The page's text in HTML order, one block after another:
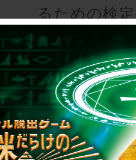
るための検定